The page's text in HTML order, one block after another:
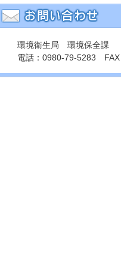
環境衛生局 環境保全課
電話：0980-79-5283 FAX